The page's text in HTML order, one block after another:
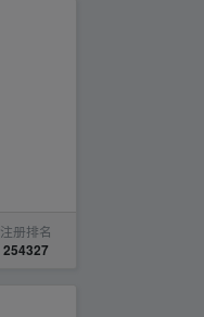
注册排名
254327